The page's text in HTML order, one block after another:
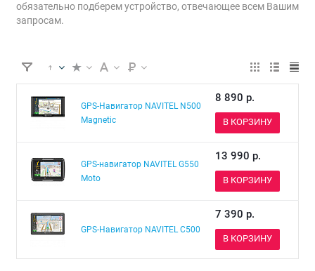
обязательно подберем устройство, отвечающее всем Вашим
запросам.
GPS-Навигатор NAVITEL N500
Magnetic
8 890 р.
В КОРЗИНУ
GPS-навигатор NAVITEL G550
Moto
13 990 р.
В КОРЗИНУ
GPS-Навигатор NAVITEL C500
7 390 р.
В КОРЗИНУ